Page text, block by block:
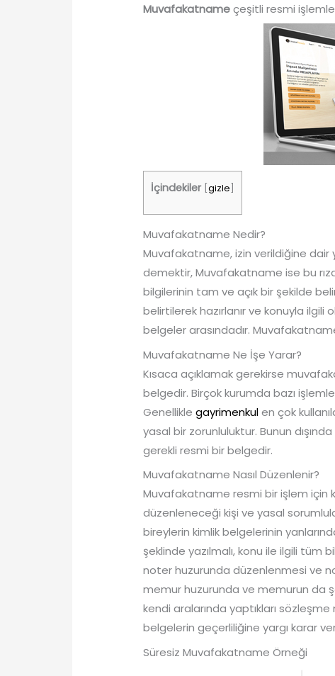
Muvafakatnameçeşitli resmi
İçindekiler [gizle
Muvafakatname Nedir?
Muvafakatname, izin verildiğine dair
demektir, Muvafakatname ise bu
bilgilerinin tam ve açık bir şekilde
belirtilerek hazırlanır ve konuyla
belgeler arasındadır.
Muvafakatname Ne İşe Yarar?
Kısaca açıklamak gerekirse
belgedir. Birçok kurumda bazı
Genelliklegayrimenkulen çok
yasal bir zorunluluktur. Bunun
gerekli resmi bir belgedir.
Muvafakatname Nasıl Düzenlenir?
Muvafakatname resmi bir işlem için
düzenleneceği kişi ve yasal
bireylerin kimlik belgelerinin
şeklinde yazılmalı, konu ile ilgili
noter huzurunda düzenlenmesi ve
memur huzurunda ve memurun da
kendi aralarında yaptıkları
belgelerin geçerliliğine yargı karar
Süresiz Muvafakatname Örneği